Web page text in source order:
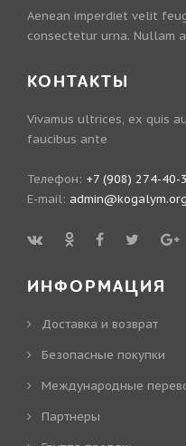
Aenean imperdiet velit
consectetur urna. Nullam
КОНТАКТЫ
Vivamus ultrices, ex quis
faucibus ante
Телефон: +7 (908) 274-40-
E-mail: admin@kogalym.org
ИНФОРМАЦИЯ
Доставка и возврат
Безопасные покупки
Международные
Партнеры